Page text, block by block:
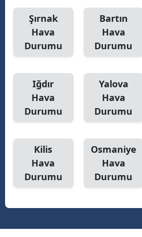
Şırnak
Hava
Durumu
Bartın
Hava
Durumu
Iğdır
Hava
Durumu
Yalova
Hava
Durumu
Kilis
Hava
Durumu
Osmaniye
Hava
Durumu